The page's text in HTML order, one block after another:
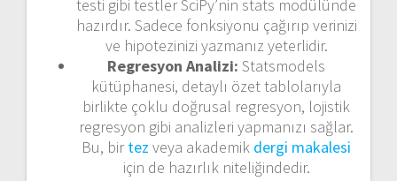
testi gibi testler SciPy’nin stats modülünde
hazırdır. Sadece fonksiyonu çağırıp verinizi
ve hipotezinizi yazmanız yeterlidir.
Regresyon Analizi: Statsmodels
kütüphanesi, detaylı özet tablolarıyla
birlikte çoklu doğrusal regresyon, lojistik
regresyon gibi analizleri yapmanızı sağlar.
Bu, birtez veya akademik dergi makalesi
için de hazırlık niteliğindedir.